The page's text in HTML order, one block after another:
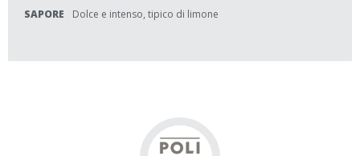
SAPORE Dolce e intenso, tipico di limone